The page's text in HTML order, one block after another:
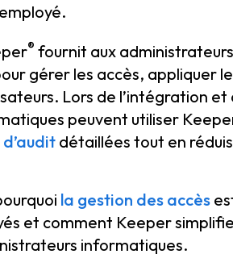
® fournit aux
gérer les accès, appliquer
Lors de l’intégration
peuvent utiliser
détaillées tout en
la gestion des accès
et comment Keeper
informatiques.